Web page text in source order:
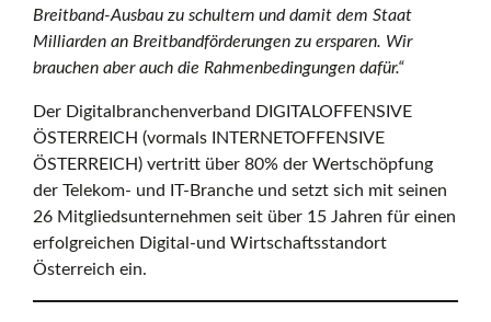
Breitband-Ausbau zu schultern und damit dem Staat
Milliarden an Breitbandförderungen zu ersparen. Wir
brauchen aber auch die Rahmenbedingungen dafür.“
Der Digitalbranchenverband DIGITALOFFENSIVE
ÖSTERREICH (vormals INTERNETOFFENSIVE
ÖSTERREICH) vertritt über 80% der Wertschöpfung
der Telekom- und IT-Branche und setzt sich mit seinen
26 Mitgliedsunternehmen seit über 15 Jahren für einen
erfolgreichen Digital-und Wirtschaftsstandort
Österreich ein.